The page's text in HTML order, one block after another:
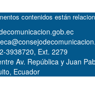
contenidos están
3938720, Ext. 2279
Av. República y Juan
Ecuador